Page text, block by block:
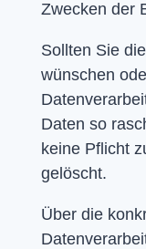
Zwecken der
Sollten Sie
wünschen
Daten so
keine Pflicht
gelöscht.
Über die